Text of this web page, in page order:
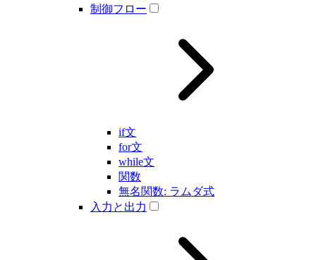
制御フロー
if文
for文
while文
関数
無名関数: ラムダ式
入力と出力